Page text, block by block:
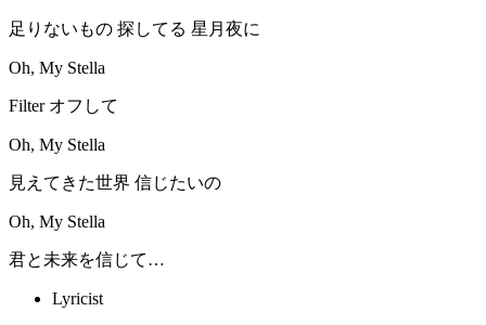
足りないもの 探してる 星月夜に
Oh, My Stella
Filter オフして
Oh, My Stella
見えてきた世界 信じたいの
Oh, My Stella
君と未来を信じて…
Lyricist